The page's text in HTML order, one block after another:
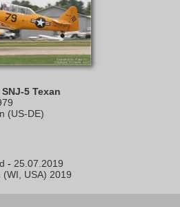
5 Texan
(US-DE)
- 25.07.2019
(WI, USA) 2019